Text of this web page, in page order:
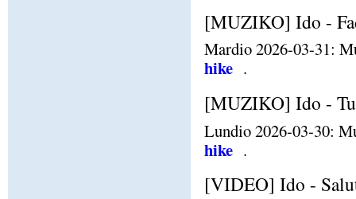
[MUZIKO] Ido -
Mardio 2026-03-31:
hike .
[MUZIKO] Ido -
Lundio 2026-03-30:
hike .
[VIDEO] Ido -